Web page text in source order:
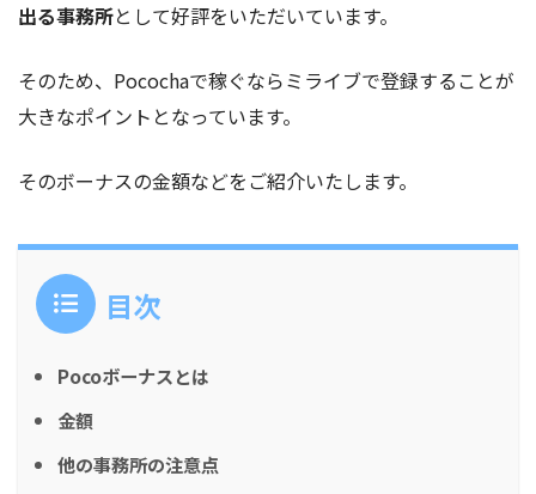
出る事務所として好評をいただいています。
そのため、Pocochaで稼ぐならミライブで登録することが
大きなポイントとなっています。
そのボーナスの金額などをご紹介いたします。
目次
Pocoボーナスとは
金額
他の事務所の注意点